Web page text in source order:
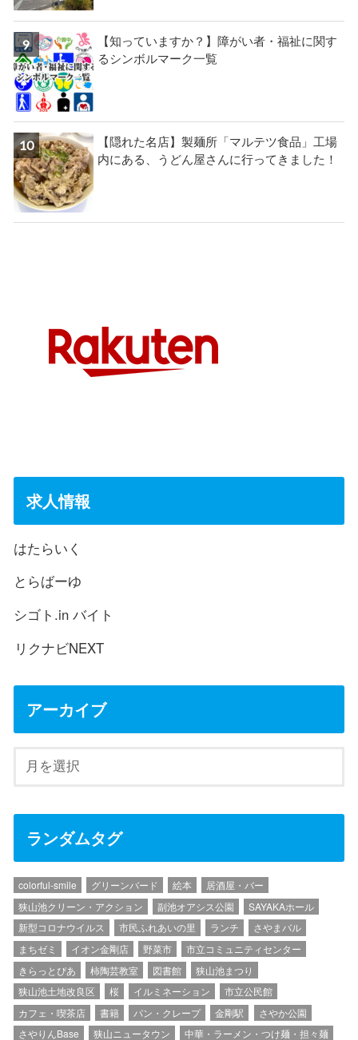
【知っていますか？】障がい者・福祉に関す
るシンボルマーク一覧
【隠れた名店】製麺所「マルテツ食品」工場
内にある、うどん屋さんに行ってきました！
求人情報
はたらいく
とらばーゆ
シゴト.in バイト
リクナビNEXT
アーカイブ
ランダムタグ
colorful-smile グリーンバード 絵本
居酒屋・バー
狭山池クリーン・アクション
副池オアシス公園
SAYAKAホール
新型コロナウイルス
市民ふれあいの里 ランチ
さやまバル
まちゼミ
イオン金剛店 野菜市
市立コミュニティセンター
きらっとぴあ
柿陶芸教室 図書館
狭山池まつり
狭山池土地改良区
桜 イルミネーション
市立公民館
カフェ・喫茶店
書籍 パン・クレープ 金剛駅
さやか公園
さやりんBase
狭山ニュータウン
中華・ラーメン・つけ麺・担々麺